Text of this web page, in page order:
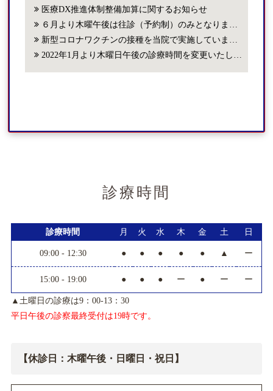
医療DX推進体制整備加算に関するお知らせ
６月より木曜午後は往診（予約制）のみとなります。
新型コロナワクチンの接種を当院で実施しています。
2022年1月より木曜日午後の診療時間を変更いたします。
診療時間
診療時間 月 火 水 木 金 土 日
09:00 - 12:30 ● ● ● ● ● ▲ ー
15:00 - 19:00 ● ● ● ー ● ー ー
▲土曜日の診療は9：00-13：30
平日午後の診察最終受付は19時です。
【休診日：木曜午後・日曜日・祝日】